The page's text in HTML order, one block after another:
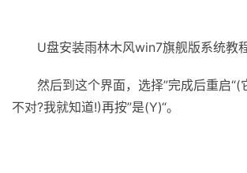
U盘安装雨林木风win7旗舰版系统教
然后到这个界面，选择”完成后重启“(
不对?我就知道!)再按”是(Y)“。